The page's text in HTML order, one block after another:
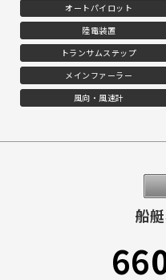
オートパイロット
陸電装置
トランサムステップ
メインファーラー
風向・風速計
船